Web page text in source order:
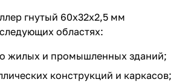
гнутый 60х32х2,5 мм
областях:
жилых и промышленных зданий;
конструкций и каркасов;